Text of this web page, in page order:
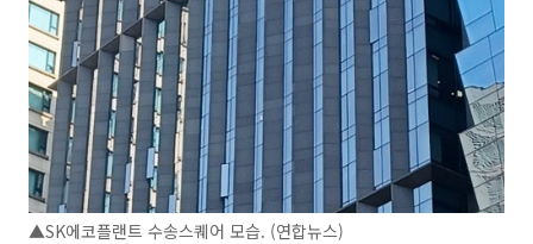
▲SK에코플랜트 수송스퀘어 모습. (연합뉴스)